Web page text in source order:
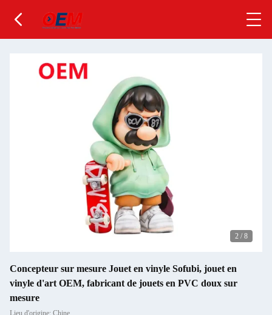
2 / 8
Concepteur sur mesure Jouet en vinyle Sofubi, jouet en
vinyle d'art OEM, fabricant de jouets en PVC doux sur
mesure
Lieu d'origine: Chine